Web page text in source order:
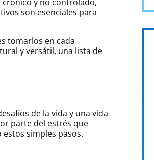
son esenciales para
tomarlos en cada
y versátil, una lista de
de la vida y una vida
parte del estrés que
simples pasos.